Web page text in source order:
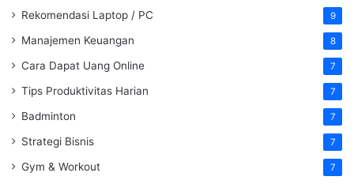
Rekomendasi Laptop / PC 9
Manajemen Keuangan 8
Cara Dapat Uang Online 7
Tips Produktivitas Harian 7
Badminton 7
Strategi Bisnis 7
Gym & Workout 7